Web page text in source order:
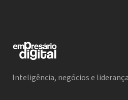
Inteligência, negócios e